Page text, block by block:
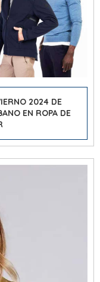
2024 DE
EN ROPA DE